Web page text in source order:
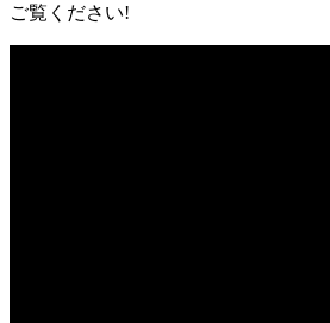
ご覧ください!